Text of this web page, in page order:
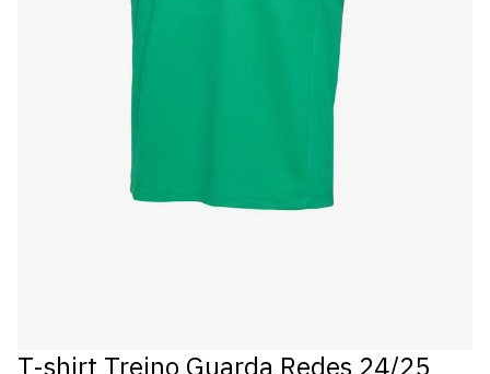
T-shirt Treino Guarda Redes 24/25